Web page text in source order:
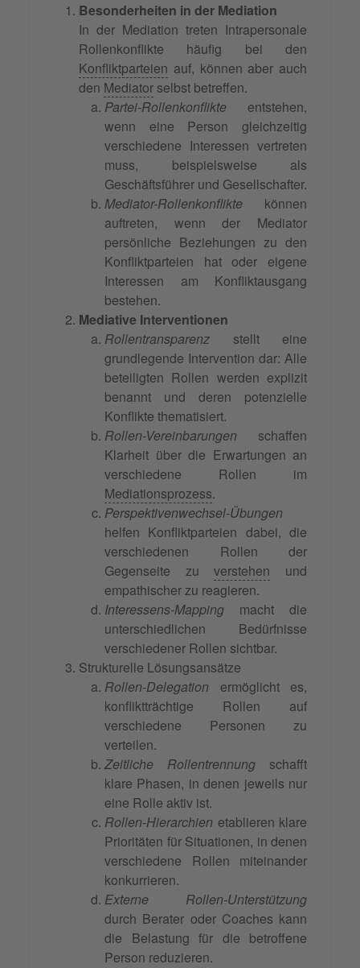
Besonderheiten in der Mediation
In der Mediation treten Intrapersonale
Rollenkonflikte häufig bei den
Konfliktparteien auf, können aber auch
den Mediator selbst betreffen.
Partei-Rollenkonflikte entstehen,
wenn eine Person gleichzeitig
verschiedene Interessen vertreten
muss, beispielsweise als
Geschäftsführer und Gesellschafter.
Mediator-Rollenkonflikte können
auftreten, wenn der Mediator
persönliche Beziehungen zu den
Konfliktparteien hat oder eigene
Interessen am Konfliktausgang
bestehen.
Mediative Interventionen
Rollentransparenz stellt eine
grundlegende Intervention dar: Alle
beteiligten Rollen werden explizit
benannt und deren potenzielle
Konflikte thematisiert.
Rollen-Vereinbarungen schaffen
Klarheit über die Erwartungen an
verschiedene Rollen im
Mediationsprozess.
Perspektivenwechsel-Übungen
helfen Konfliktparteien dabei, die
verschiedenen Rollen der
Gegenseite zuverstehen und
empathischer zu reagieren.
Interessens-Mapping macht die
unterschiedlichen Bedürfnisse
verschiedener Rollen sichtbar.
Strukturelle Lösungsansätze
Rollen-Delegation ermöglicht es,
konfliktträchtige Rollen auf
verschiedene Personen zu
verteilen.
Zeitliche Rollentrennung schafft
klare Phasen, in denen jeweils nur
eine Rolle aktiv ist.
Rollen-Hierarchien etablieren klare
Prioritäten für Situationen, in denen
verschiedene Rollen miteinander
konkurrieren.
Externe Rollen-Unterstützung
durch Berater oder Coaches kann
die Belastung für die betroffene
Person reduzieren.